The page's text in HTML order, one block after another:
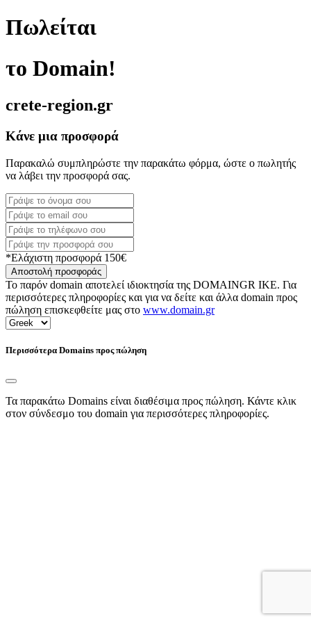
Πωλείται
το Domain!
crete-region.gr
Κάνε μια προσφορά
Παρακαλώ συμπληρώστε την παρακάτω φόρμα, ώστε ο πωλητής
να λάβει την προσφορά σας.
*Ελάχιστη προσφορά 150€
Αποστολή προσφοράς
Το παρόν domain αποτελεί ιδιοκτησία της DOMAINGR ΙΚΕ. Για
περισσότερες πληροφορίες και για να δείτε και άλλα domain προς
πώληση επισκεφθείτε μας στο www.domain.gr
Περισσότερα Domains προς πώληση
Τα παρακάτω Domains είναι διαθέσιμα προς πώληση. Κάντε κλικ
στον σύνδεσμο του domain για περισσότερες πληροφορίες.